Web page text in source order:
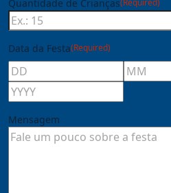
Quantidade de Crianças(Required)
Data da Festa(Required)
Mensagem